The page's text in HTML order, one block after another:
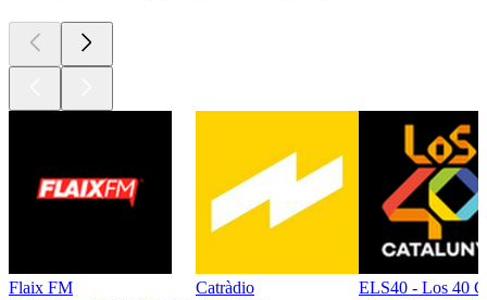
Flaix FM
Catràdio
ELS40 - Los 40